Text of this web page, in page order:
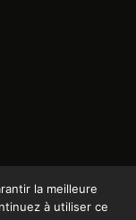
la meilleure
à utiliser ce